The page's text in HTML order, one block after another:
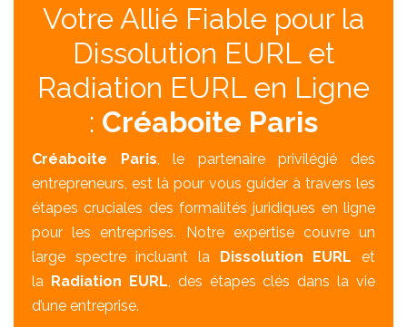
Votre Allié Fiable pour la
Dissolution EURL et
Radiation EURL en Ligne
: Créaboite Paris
Créaboite Paris, le partenaire privilégié des
entrepreneurs, est là pour vous guider à travers les
étapes cruciales des formalités juridiques en ligne
pour les entreprises. Notre expertise couvre un
large spectre incluant la Dissolution EURL et
la Radiation EURL, des étapes clés dans la vie
d’une entreprise.